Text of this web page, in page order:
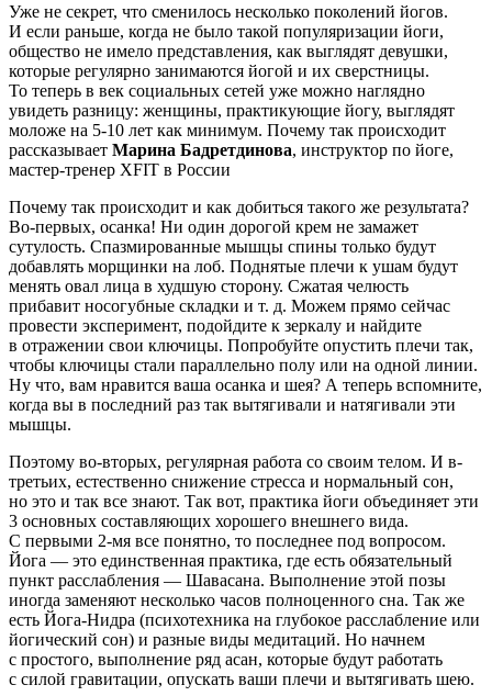
Уже не секрет, что сменилось несколько поколений йогов.
И если раньше, когда не было такой популяризации йоги,
общество не имело представления, как выглядят девушки,
которые регулярно занимаются йогой и их сверстницы.
То теперь в век социальных сетей уже можно наглядно
увидеть разницу: женщины, практикующие йогу, выглядят
моложе на 5-10 лет как минимум. Почему так происходит
рассказывает Марина Бадретдинова, инструктор по йоге,
мастер-тренер XFIT в России
Почему так происходит и как добиться такого же результата?
Во-первых, осанка! Ни один дорогой крем не замажет
сутулость. Спазмированные мышцы спины только будут
добавлять морщинки на лоб. Поднятые плечи к ушам будут
менять овал лица в худшую сторону. Сжатая челюсть
прибавит носогубные складки и т. д. Можем прямо сейчас
провести эксперимент, подойдите к зеркалу и найдите
в отражении свои ключицы. Попробуйте опустить плечи так,
чтобы ключицы стали параллельно полу или на одной линии.
Ну что, вам нравится ваша осанка и шея? А теперь вспомните,
когда вы в последний раз так вытягивали и натягивали эти
мышцы.
Поэтому во-вторых, регулярная работа со своим телом. И в-
третьих, естественно снижение стресса и нормальный сон,
но это и так все знают. Так вот, практика йоги объединяет эти
3 основных составляющих хорошего внешнего вида.
С первыми 2-мя все понятно, то последнее под вопросом.
Йога — это единственная практика, где есть обязательный
пункт расслабления — Шавасана. Выполнение этой позы
иногда заменяют несколько часов полноценного сна. Так же
есть Йога-Нидра (психотехника на глубокое расслабление или
йогический сон) и разные виды медитаций. Но начнем
с простого, выполнение ряд асан, которые будут работать
с силой гравитации, опускать ваши плечи и вытягивать шею.